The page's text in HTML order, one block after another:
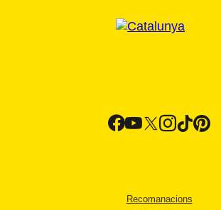
Recomanacions